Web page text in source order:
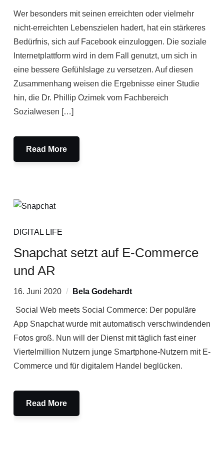
Wer besonders mit seinen erreichten oder vielmehr
nicht-erreichten Lebenszielen hadert, hat ein stärkeres
Bedürfnis, sich auf Facebook einzuloggen. Die soziale
Internetplattform wird in dem Fall genutzt, um sich in
eine bessere Gefühlslage zu versetzen. Auf diesen
Zusammenhang weisen die Ergebnisse einer Studie
hin, die Dr. Phillip Ozimek vom Fachbereich
Sozialwesen […]
Read More
DIGITAL LIFE
Snapchat setzt auf E-Commerce
und AR
16. Juni 2020 Bela Godehardt
Social Web meets Social Commerce: Der populäre
App Snapchat wurde mit automatisch verschwindenden
Fotos groß. Nun will der Dienst mit täglich fast einer
Viertelmillion Nutzern junge Smartphone-Nutzern mit E-
Commerce und für digitalem Handel beglücken.
Read More